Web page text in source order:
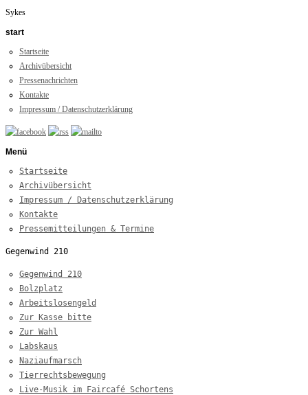
Sykes
start
Startseite
Archivübersicht
Pressenachrichten
Kontakte
Impressum / Datenschutzerklärung
Menü
Startseite
Archivübersicht
Impressum / Datenschutzerklärung
Kontakte
Pressemitteilungen & Termine
Gegenwind 210
Gegenwind 210
Bolzplatz
Arbeitslosengeld
Zur Kasse bitte
Zur Wahl
Labskaus
Naziaufmarsch
Tierrechtsbewegung
Live-Musik im Faircafé Schortens